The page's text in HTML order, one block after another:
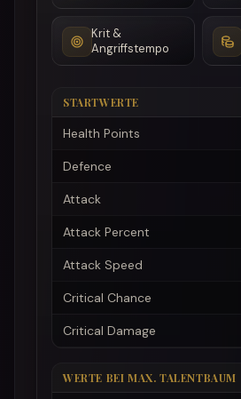
Krit &
Angriffstempo
STARTWERTE
Health Points
Defence
Attack
Attack Percent
Attack Speed
Critical Chance
Critical Damage
WERTE BEI MAX. TALENTBAUM